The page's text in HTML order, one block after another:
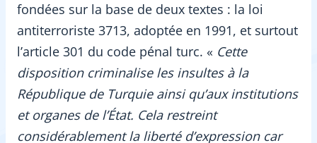
fondées sur la base de deux textes : la loi
antiterroriste 3713, adoptée en 1991, et surtout
l’article 301 du code pénal turc. « Cette
disposition criminalise les insultes à la
République de Turquie ainsi qu’aux institutions
et organes de l’État. Cela restreint
considérablement la liberté d’expression car